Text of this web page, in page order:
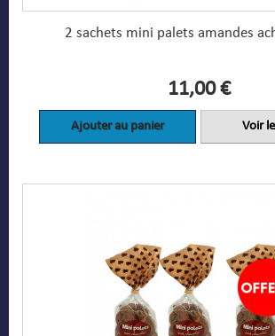
2 sachets mini palets amandes
11,00 €
Ajouter au panier Voir